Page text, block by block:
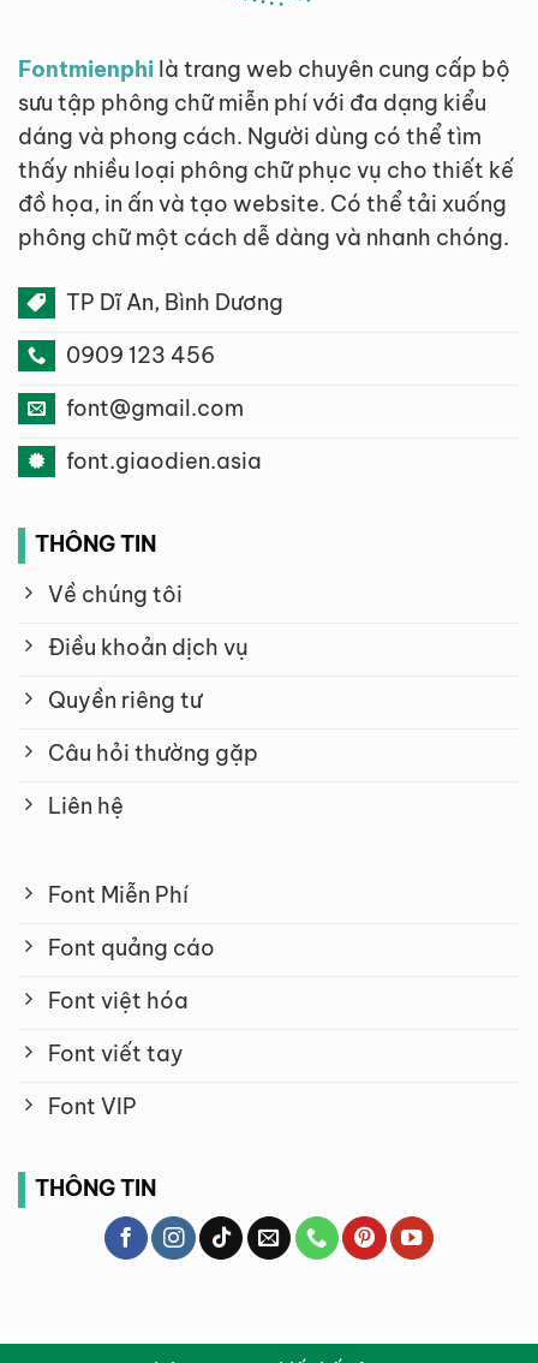
Fontmienphi là trang web chuyên cung cấp bộ
sưu tập phông chữ miễn phí với đa dạng kiểu
dáng và phong cách. Người dùng có thể tìm
thấy nhiều loại phông chữ phục vụ cho thiết kế
đồ họa, in ấn và tạo website. Có thể tải xuống
phông chữ một cách dễ dàng và nhanh chóng.
TP Dĩ An, Bình Dương
0909 123 456
font@gmail.com
font.giaodien.asia
THÔNG TIN
Về chúng tôi
Điều khoản dịch vụ
Quyền riêng tư
Câu hỏi thường gặp
Liên hệ
Font Miễn Phí
Font quảng cáo
Font việt hóa
Font viết tay
Font VIP
THÔNG TIN